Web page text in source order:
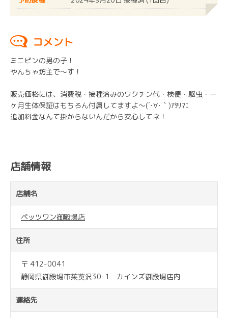
コメント
ミニピンの男の子！
やんちゃ坊主で～す！
販売価格には、消費税・接種済みのワクチン代・検便・駆虫・一
ヶ月生体保証はもちろん付属してますよ～(´･∀･｀)ｱﾀﾘﾏｴ
追加料金なんて掛からないんだから安心してネ！
店舗情報
店舗名
ペッツワン御殿場店
住所
〒 412-0041
静岡県御殿場市茱萸沢30-1 カインズ御殿場店内
連絡先